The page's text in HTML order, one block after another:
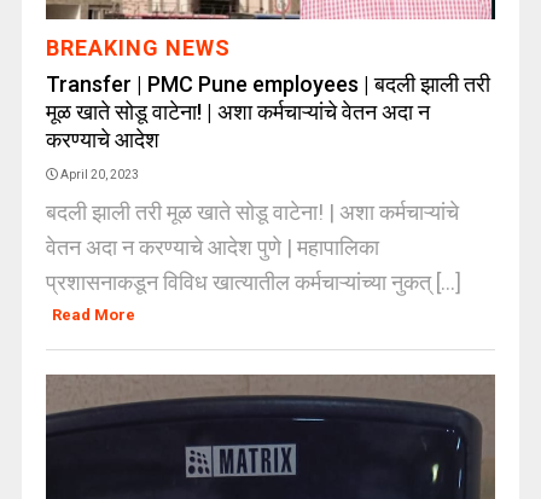
BREAKING NEWS
Transfer | PMC Pune employees | बदली झाली तरी
मूळ खाते सोडू वाटेना! | अशा कर्मचाऱ्यांचे वेतन अदा न
करण्याचे आदेश
April 20, 2023
बदली झाली तरी मूळ खाते सोडू वाटेना! | अशा कर्मचाऱ्यांचे
वेतन अदा न करण्याचे आदेश पुणे | महापालिका
प्रशासनाकडून विविध खात्यातील कर्मचाऱ्यांच्या नुकत् [...]
Read More